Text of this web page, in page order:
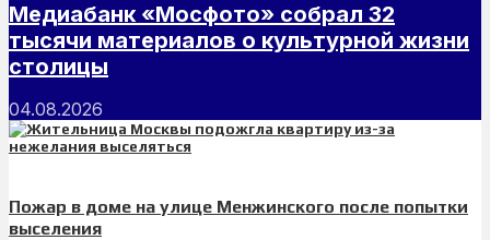
Медиабанк «Мосфото» собрал 32
тысячи материалов о культурной жизни
столицы
04.08.2026
Пожар в доме на улице Менжинского после попытки
выселения